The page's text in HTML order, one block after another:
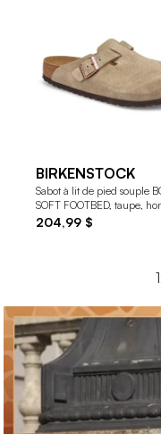
BIRKENSTOCK
Sabot à lit de pied souple
SOFT FOOTBED, taupe,
204,99 $
1